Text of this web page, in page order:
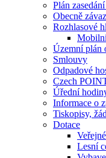
Plán
Obecně
Rozhlasové
Územní plán
Smlouvy
Odpadové
Czech
Úřední
Informace o
Tiskopisy,
Dotace
Lesní